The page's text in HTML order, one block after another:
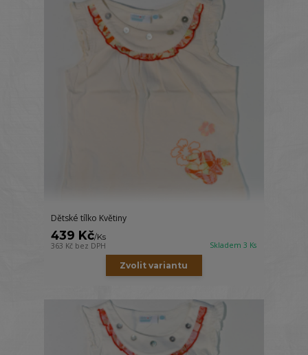
Dětské tílko Květiny
439 Kč/Ks
363 Kč bez DPH Skladem 3 Ks
Zvolit variantu